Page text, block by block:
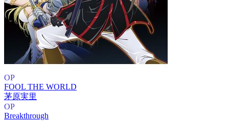
OP
FOOL THE WORLD
茅原実里
OP
Breakthrough